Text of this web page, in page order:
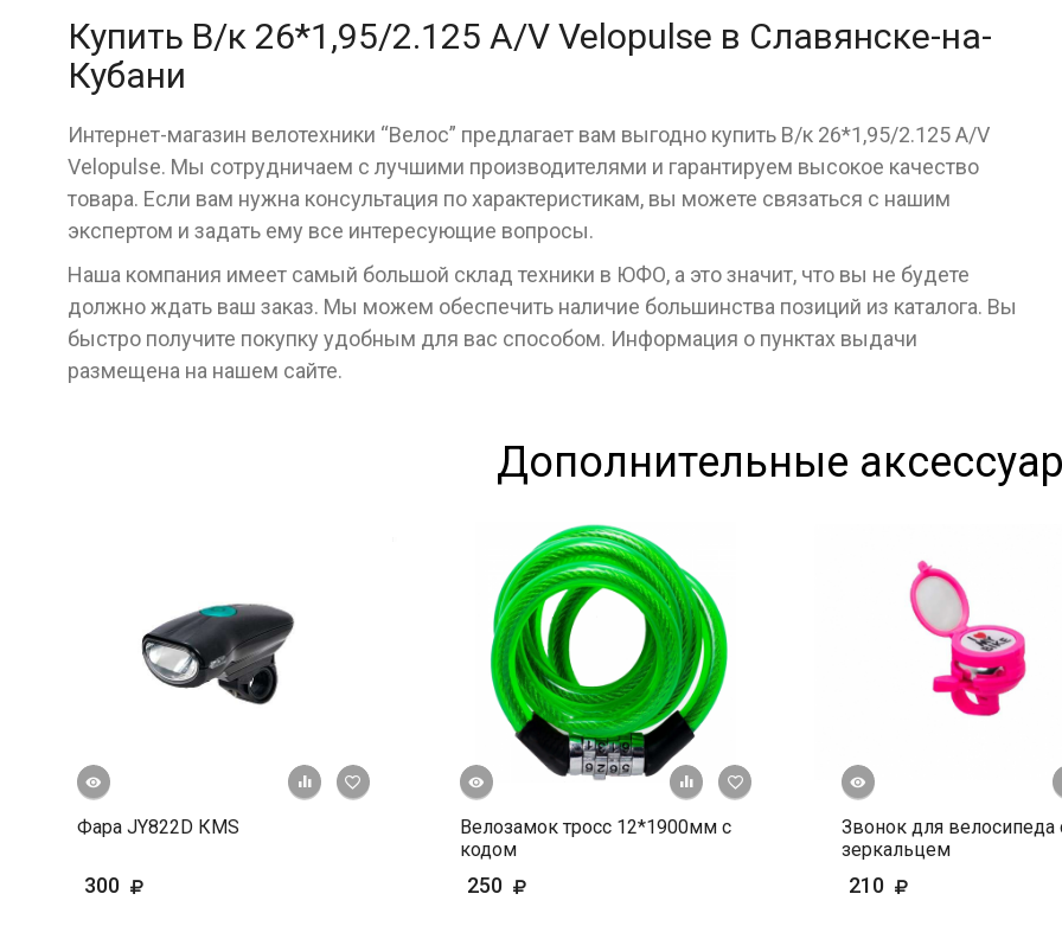
Купить В/к 26*1,95/2.125 A/V Velopulse в Славянске-на-
Кубани
Интернет-магазин велотехники “Велос” предлагает вам выгодно купить В/к 26*1,95/2.125 A/V
Velopulse. Мы сотрудничаем с лучшими производителями и гарантируем высокое качество
товара. Если вам нужна консультация по характеристикам, вы можете связаться с нашим
экспертом и задать ему все интересующие вопросы.
Наша компания имеет самый большой склад техники в ЮФО, а это значит, что вы не будете
должно ждать ваш заказ. Мы можем обеспечить наличие большинства позиций из каталога. Вы
быстро получите покупку удобным для вас способом. Информация о пунктах выдачи
размещена на нашем сайте.
Дополнительные
+ К сравнению
В избранное
Фара JY822D КМS
300
+ К сравнению
В избранное
Быстрый просмотр
Велозамок тросс 12*1900мм с
кодом
250
Быстрый просмотр
Звонок для велосипеда
зеркальцем
210